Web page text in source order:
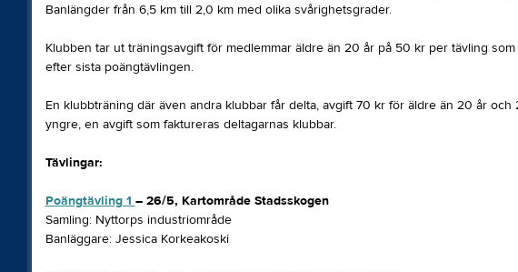
Banlängder från 6,5 km till 2,0 km med olika svårighetsgrader.
Klubben tar ut träningsavgift för medlemmar äldre än 20 år på 50 kr per tävling
efter sista poängtävlingen.
En klubbträning där även andra klubbar får delta, avgift 70 kr för äldre än 20 år och
yngre, en avgift som faktureras deltagarnas klubbar.
Tävlingar:
Poängtävling 1 – 26/5, Kartområde Stadsskogen
Samling: Nyttorps industriområde
Banläggare: Jessica Korkeakoski